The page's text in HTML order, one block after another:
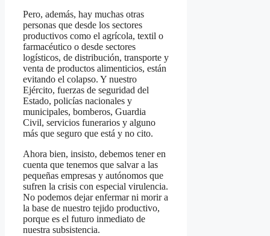
Pero, además, hay muchas otras
personas que desde los sectores
productivos como el agrícola, textil o
farmacéutico o desde sectores
logísticos, de distribución, transporte y
venta de productos alimenticios, están
evitando el colapso. Y nuestro
Ejército, fuerzas de seguridad del
Estado, policías nacionales y
municipales, bomberos, Guardia
Civil, servicios funerarios y alguno
más que seguro que está y no cito.
Ahora bien, insisto, debemos tener en
cuenta que tenemos que salvar a las
pequeñas empresas y autónomos que
sufren la crisis con especial virulencia.
No podemos dejar enfermar ni morir a
la base de nuestro tejido productivo,
porque es el futuro inmediato de
nuestra subsistencia.